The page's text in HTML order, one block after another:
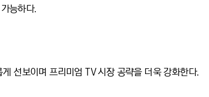
능하다.
선보이며 프리미엄 TV 시장 공략을 더욱 강화한다.